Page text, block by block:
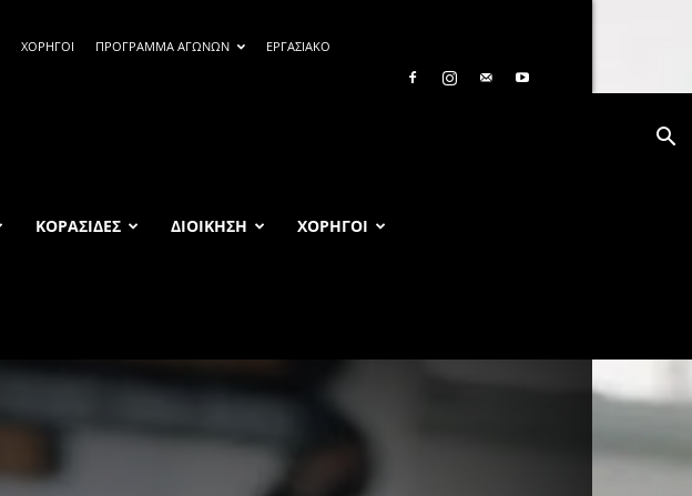
ΧΟΡΗΓΟΙ ΠΡΟΓΡΑΜΜΑ ΑΓΩΝΩΝ ΕΡΓΑΣΙΑΚΟ
ΚΟΡΑΣΙΔΕΣ ΔΙΟΙΚΗΣΗ ΧΟΡΗΓΟΙ